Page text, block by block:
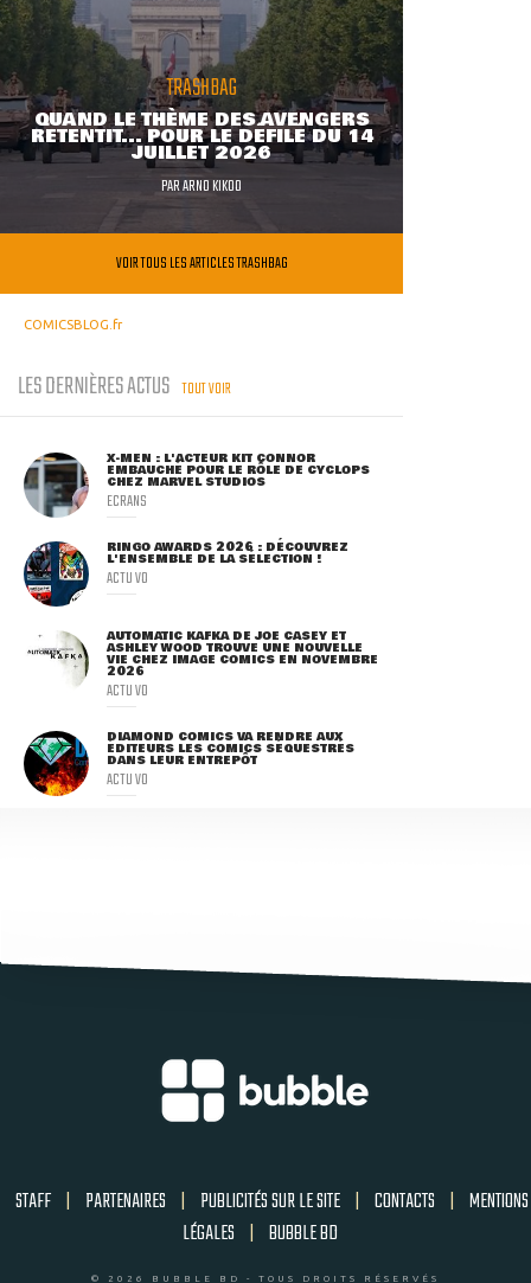
TRASHBAG
QUAND LE THÈME DES AVENGERS
RETENTIT... POUR LE DÉFILÉ DU 14
JUILLET 2026
PARARNO KIKOO
VOIR TOUS LES ARTICLES TRASHBAG
COMICSBLOG.fr
LES DERNIÈRES ACTUS TOUT VOIR
X-MEN : L'ACTEUR KIT CONNOR
EMBAUCHÉ POUR LE RÔLE DE CYCLOPS
CHEZ MARVEL STUDIOS
ECRANS
RINGO AWARDS 2026 : DÉCOUVREZ
L'ENSEMBLE DE LA SÉLECTION !
ACTU VO
AUTOMATIC KAFKA DE JOE CASEY ET
ASHLEY WOOD TROUVE UNE NOUVELLE
VIE CHEZ IMAGE COMICS EN NOVEMBRE
2026
ACTU VO
DIAMOND COMICS VA RENDRE AUX
ÉDITEURS LES COMICS SÉQUESTRÉS
DANS LEUR ENTREPÔT
ACTU VO
STAFF | PARTENAIRES | PUBLICITÉS SUR LE SITE | CONTACTS | MENTIONS
LÉGALES | BUBBLE BD
© 2026 BUBBLE BD - TOUS DROITS RÉSERVÉS